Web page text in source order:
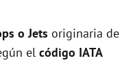
o Jets originaria de
el código IATA